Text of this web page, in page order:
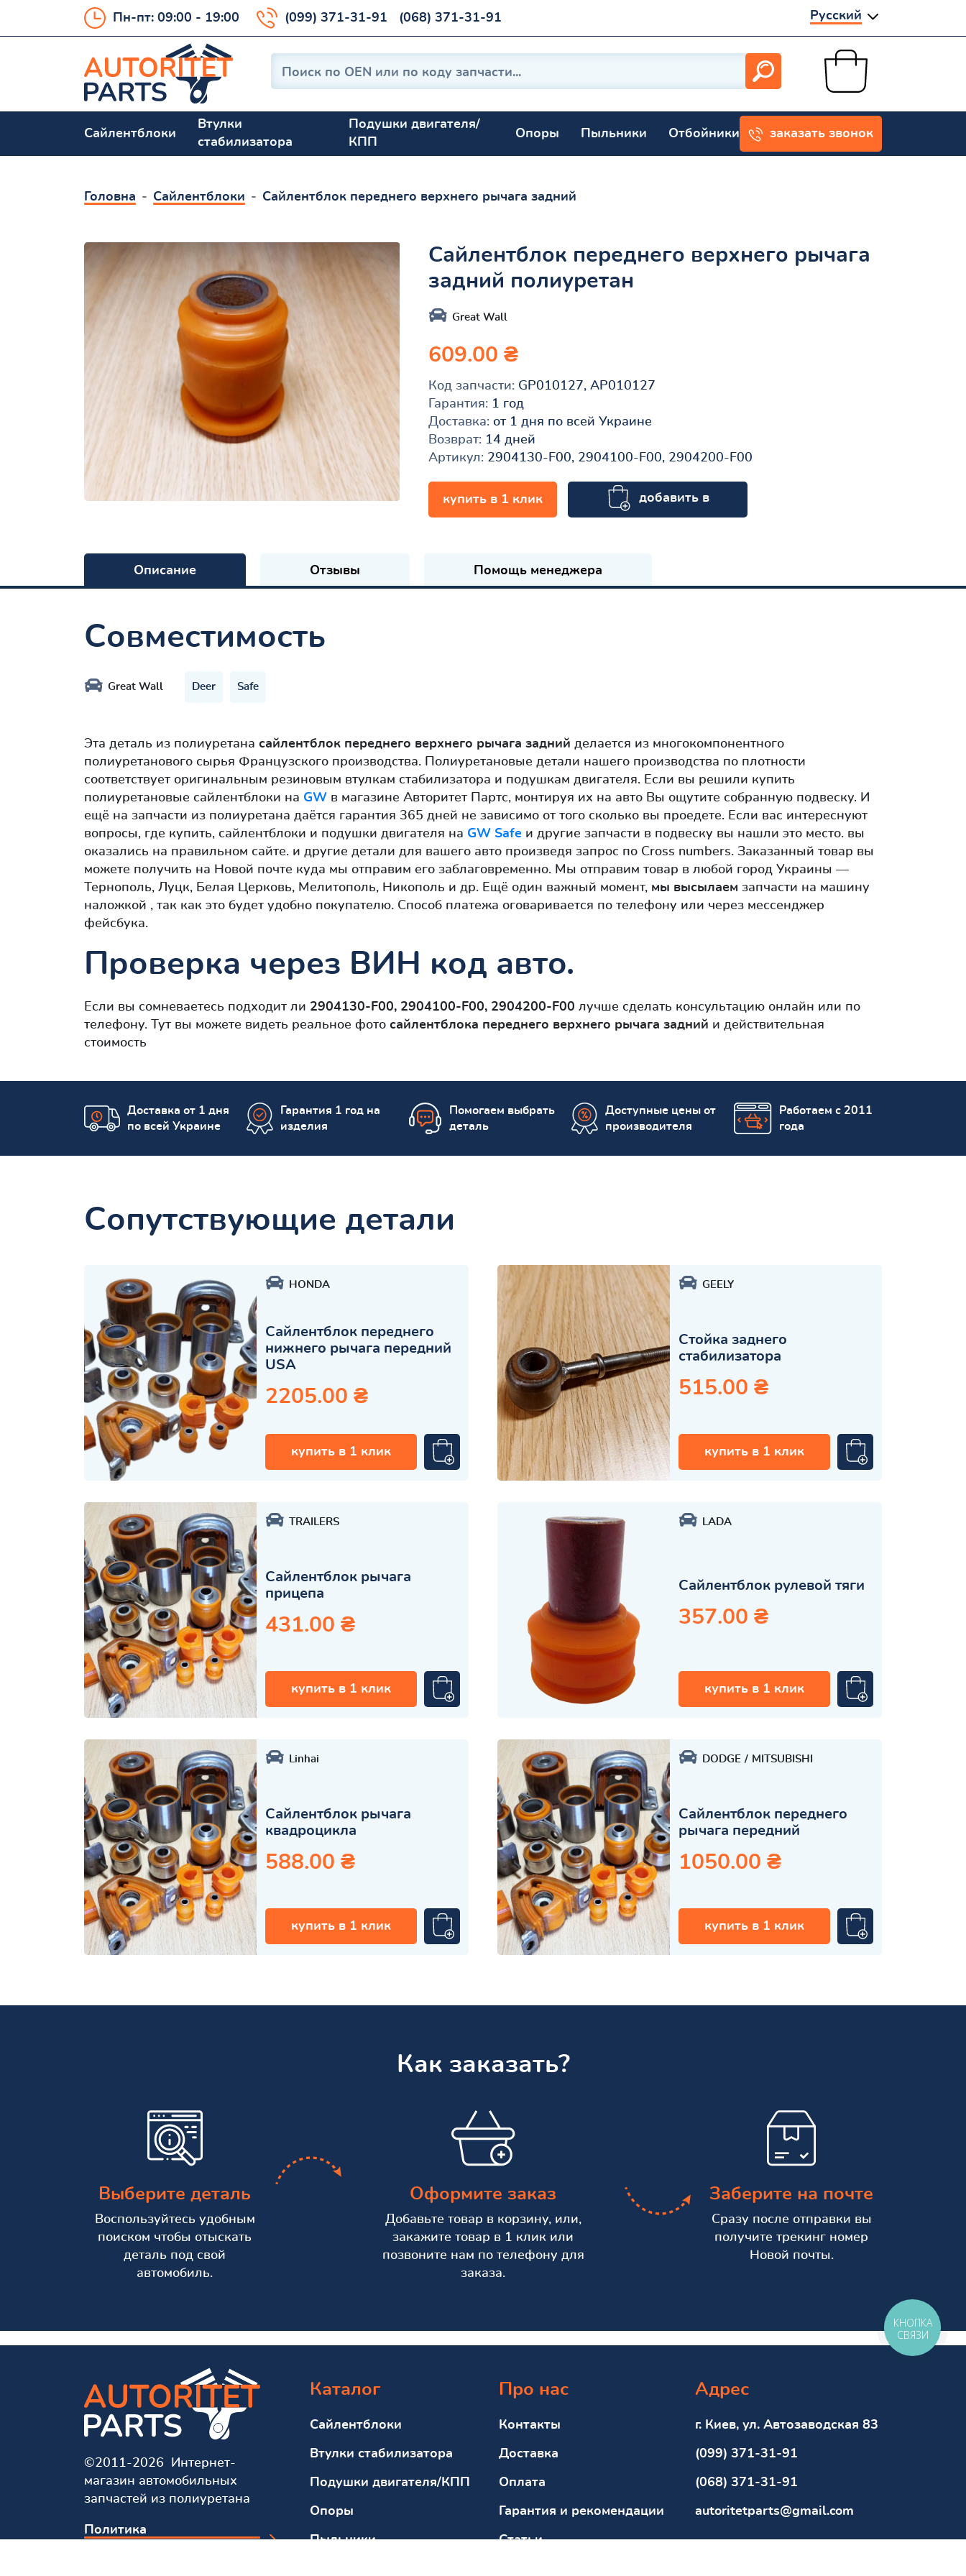
Пн-пт: 09:00 - 19:00 (099) 371-31-91 (068) 371-31-91 Русский
Сайлентблоки
Втулки
стабилизатора
Подушки двигателя/
КПП
Опоры Пыльники Отбойники заказать звонок
Головна Сайлентблоки Сайлентблок переднего верхнего рычага задний
Сайлентблок переднего верхнего рычага
задний полиуретан
Great Wall
609.00 ₴
Код запчасти: GP010127, AP010127
Гарантия: 1 год
Доставка: от 1 дня по всей Украине
Возврат: 14 дней
Артикул: 2904130-F00, 2904100-F00, 2904200-F00
купить в 1 клик
добавить в
корзину
Описание Отзывы Помощь менеджера
Совместимость
Great Wall Deer Safe
Эта деталь из полиуретана сайлентблок переднего верхнего рычага задний делается из многокомпонентного
полиуретанового сырья Французского производства. Полиуретановые детали нашего производства по плотности
соответствует оригинальным резиновым втулкам стабилизатора и подушкам двигателя. Если вы решили купить
полиуретановые сайлентблоки на GW в магазине Авторитет Партс, монтируя их на авто Вы ощутите собранную подвеску. И
ещё на запчасти из полиуретана даётся гарантия 365 дней не зависимо от того сколько вы проедете. Если вас интереснуют
вопросы, где купить, сайлентблоки и подушки двигателя на GW Safe и другие запчасти в подвеску вы нашли это место. вы
оказались на правильном сайте. и другие детали для вашего авто произведя запрос по Cross numbers. Заказанный товар вы
можете получить на Новой почте куда мы отправим его заблаговременно. Мы отправим товар в любой город Украины —
Тернополь, Луцк, Белая Церковь, Мелитополь, Никополь и др. Ещё один важный момент, мы высылаем запчасти на машину
наложкой , так как это будет удобно покупателю. Способ платежа оговаривается по телефону или через мессенджер
фейсбука.
Проверка через ВИН код авто.
Если вы сомневаетесь подходит ли 2904130-F00, 2904100-F00, 2904200-F00 лучше сделать консультацию онлайн или по
телефону. Тут вы можете видеть реальное фото сайлентблокa переднего верхнего рычага задний и действительная
стоимость
Доставка от 1 дня
по всей Украине
Гарантия 1 год на
изделия
Помогаем выбрать
деталь
Доступные цены от
производителя
Работаем с 2011
года
Сопутствующие детали
HONDA
Сайлентблок переднего
нижнего рычага передний
USA
2205.00 ₴
купить в 1 клик
GEELY
Стойка заднего
стабилизатора
515.00 ₴
купить в 1 клик
TRAILERS
Сайлентблок рычага
прицепа
431.00 ₴
купить в 1 клик
LADA
Сайлентблок рулевой тяги
357.00 ₴
купить в 1 клик
Linhai
Сайлентблок рычага
квадроцикла
588.00 ₴
купить в 1 клик
DODGE MITSUBISHI
Сайлентблок переднего
рычага передний
1050.00 ₴
купить в 1 клик
Как заказать?
Выберите деталь
Воспользуйтесь удобным
поиском чтобы отыскать
деталь под свой
автомобиль.
Оформите заказ
Добавьте товар в корзину, или,
закажите товар в 1 клик или
позвоните нам по телефону для
заказа.
Заберите на почте
Сразу после отправки вы
получите трекинг номер
Новой почты.
©2011-2026 Интернет-
магазин автомобильных
запчастей из полиуретана
Политика
Каталог
Сайлентблоки
Втулки стабилизатора
Подушки двигателя/КПП
Опоры
Пыльники
Про нас
Контакты
Доставка
Оплата
Гарантия и рекомендации
Статьи
Адрес
г. Киев, ул. Автозаводская 83
(099) 371-31-91
(068) 371-31-91
autoritetparts@gmail.com
КНОПКА
СВЯЗИ